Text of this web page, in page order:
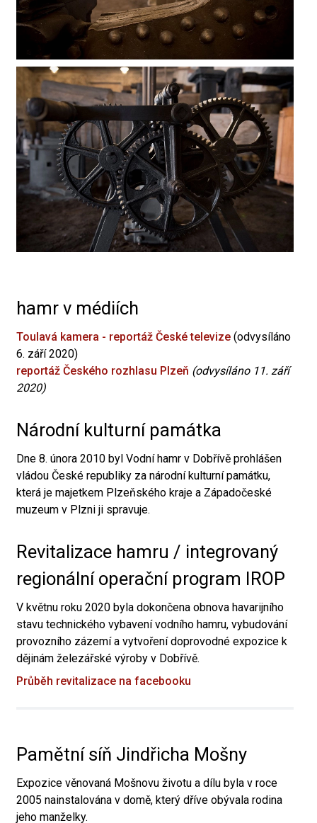
hamr v médiích
Toulavá kamera - reportáž České televize (odvysíláno
6. září 2020)
reportáž Českého rozhlasu Plzeň (odvysíláno 11. září
2020)
Národní kulturní památka
Dne 8. února 2010 byl Vodní hamr v Dobřívě prohlášen
vládou České republiky za národní kulturní památku,
která je majetkem Plzeňského kraje a Západočeské
muzeum v Plzni ji spravuje.
Revitalizace hamru / integrovaný
regionální operační program IROP
V květnu roku 2020 byla dokončena obnova havarijního
stavu technického vybavení vodního hamru, vybudování
provozního zázemí a vytvoření doprovodné expozice k
dějinám železářské výroby v Dobřívě.
Průběh revitalizace na facebooku
Pamětní síň Jindřicha Mošny
Expozice věnovaná Mošnovu životu a dílu byla v roce
2005 nainstalována v domě, který dříve obývala rodina
jeho manželky.